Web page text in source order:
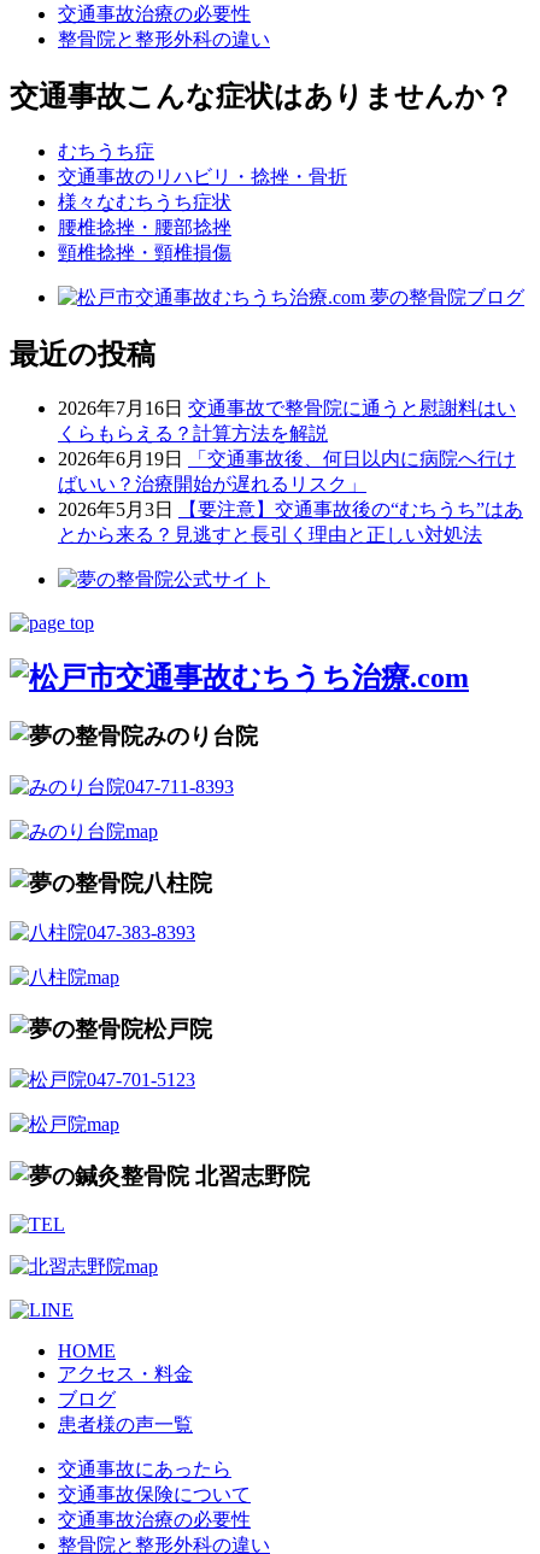
交通事故治療の必要性
整骨院と整形外科の違い
交通事故こんな症状はありませんか？
むちうち症
交通事故のリハビリ・捻挫・骨折
様々なむちうち症状
腰椎捻挫・腰部捻挫
頸椎捻挫・頸椎損傷
最近の投稿
2026年7月16日 交通事故で整骨院に通うと慰謝料はい
くらもらえる？計算方法を解説
2026年6月19日
「交通事故後、何日以内に病院へ行け
ばいい？治療開始が遅れるリスク」
2026年5月3日
【要注意】交通事故後の“むちうち”はあ
とから来る？見逃すと長引く理由と正しい対処法
HOME
アクセス・料金
ブログ
患者様の声一覧
交通事故にあったら
交通事故保険について
交通事故治療の必要性
整骨院と整形外科の違い